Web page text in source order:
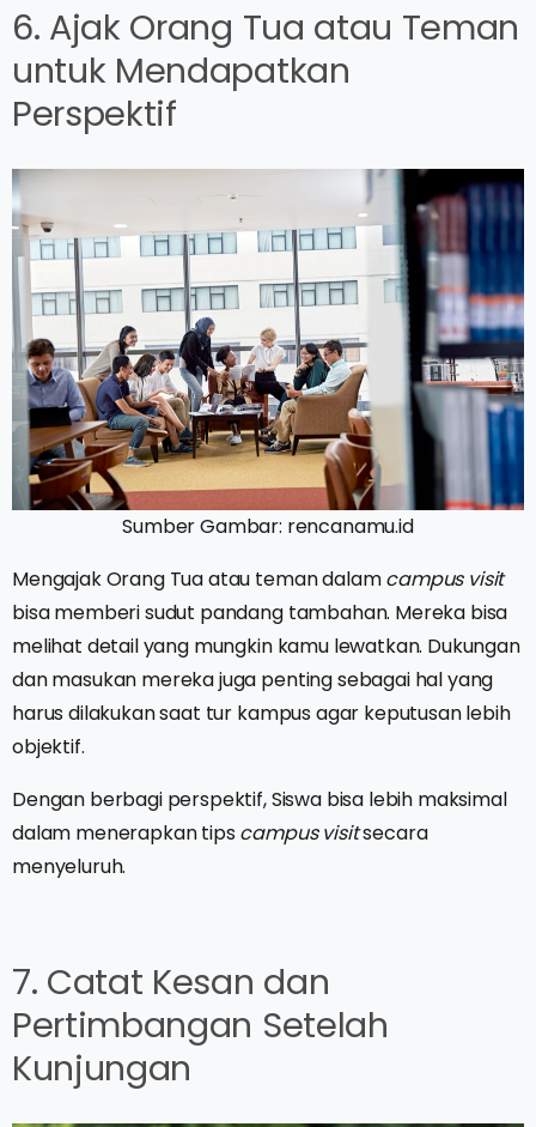
6. Ajak Orang Tua atau Teman
untuk Mendapatkan
Perspektif
Sumber Gambar: rencanamu.id
Mengajak Orang Tua atau teman dalamcampus visit
bisa memberi sudut pandang tambahan. Mereka bisa
melihat detail yang mungkin kamu lewatkan. Dukungan
dan masukan mereka juga penting sebagai hal yang
harus dilakukan saat tur kampus agar keputusan lebih
objektif.
Dengan berbagi perspektif, Siswa bisa lebih maksimal
dalam menerapkan tipscampus visitsecara
menyeluruh.
7. Catat Kesan dan
Pertimbangan Setelah
Kunjungan